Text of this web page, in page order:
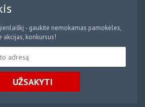
- gaukite nemokamas pamokėles,
akcijas, konkursus!
UŽSAKYTI